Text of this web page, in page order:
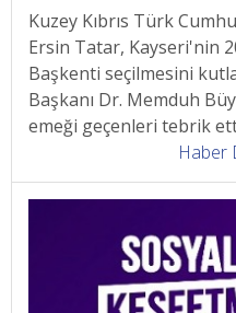
Kuzey Kıbrıs Türk
Ersin Tatar, Kayseri'nin
Başkenti seçilmesini
Başkanı Dr. Memduh
emeği geçenleri tebrik
Haber